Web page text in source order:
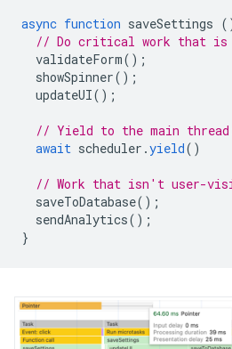
async function saveSettings
// Do critical work that is
validateForm();
showSpinner();
updateUI();
// Yield to the main
await scheduler .yield()
// Work that isn't user-
saveToDatabase();
sendAnalytics();
}